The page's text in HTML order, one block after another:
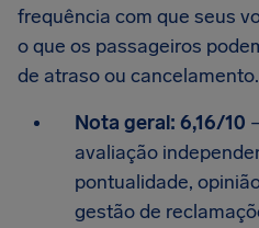
frequência com que seus
o que os passageiros
de atraso ou cancelamento.
Nota geral: 6,16/10
avaliação
pontualidade,
gestão de